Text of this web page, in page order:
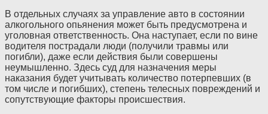
В отдельных случаях за управление авто в состоянии
алкогольного опьянения может быть предусмотрена и
уголовная ответственность. Она наступает, если по вине
водителя пострадали люди (получили травмы или
погибли), даже если действия были совершены
неумышленно. Здесь суд для назначения меры
наказания будет учитывать количество потерпевших (в
том числе и погибших), степень телесных повреждений и
сопутствующие факторы происшествия.